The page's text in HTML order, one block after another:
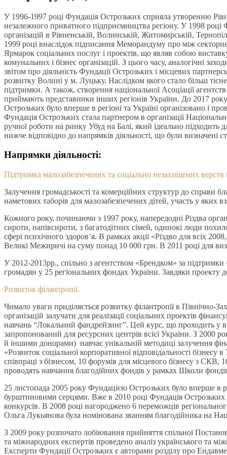
У 1996-1997 році Фундація Острозьких сприяла утворенню
незалежного приватного підприємництва регіону. У 1998
організацій в Рівненській, Волинській, Житомирській,
1999 році внаслідок підписання Меморандуму про між
Ярмарок соціальних послуг і проектів, що являв собою
комунальних і бізнес організацій. З цього часу, аналогічні
звітом про діяльність Фундації Острозьких і місцевих
розвитку Волині у м. Луцьку. Наслідком якого стало більш
підтримки. А також, створення національної Асоціації
приймають представники інших регіонів України. До 2017
Острозьких було вперше в регіоні та Україні організовано і
Фундація Острозьких стала партнером в організації
ручної роботи на ринку Убуд на Балі, який ідеально підходить
нижче відповідно до напрямків діяльності, що були визначені
Напрямки діяльності:
Підтримка малозабезпечених та соціально незахищених верств
Залучення громадськості та комерційних структур до справи
наметових таборів для малозабезпечених дітей, участь у яких
Кожного року, починаючи з 1997 року, напередодні Різдва
сироти, напівсироти, з багатодітних сімей, одинокі люди
сфері психічного здоров’я. В рамках акції «Різдво для всіх
Великі Межиричі на суму понад 10 000 грн. В 2011 році для
У 2012-2013рр., спільно з агентством «Брендком» за
громадян у 25 регіональних фондах України. Завдяки
Розвиток філантропії.
Чимало уваги приділяється розвитку філантропії в Північно-
організацій залучати для реалізації соціальних проектів
навчань “Локальний фандрейзинг”. Цей курс, що проходить у
запропонований для ресурсних центрів всієї України. З 2000
й іншими донорами) навчає унікальній методиці залучення
«Розвиток соціальної корпоративної відповідальності
співпраці з бізнесом, 10 форумів для місцевого бізнесу з
проводять навчання благодійних фондів у рамках Школи
25 листопада 2005 року Фундацією Острозьких було вперше в
бурштиновими серцями. Вже в 2010 році Фундація Острозьких
конкурсів. В 2008 році нагороджено 6 переможців
Ольга Лукьянова була номінована званням благодійника на
З 2009 року розпочато лобіювання прийняття спільної
та міжнародних експертів проведено аналіз українського та
Експерти Фундації Острозьких є авторами розділу про